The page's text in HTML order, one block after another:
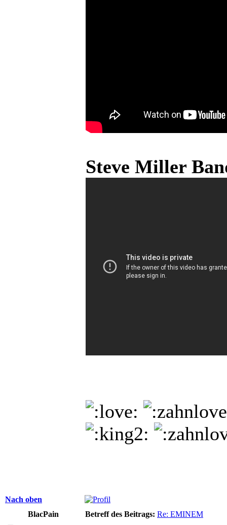
Steve Miller
Nach oben
BlacPain
Betreff des Beitrags: Re: EMINEM